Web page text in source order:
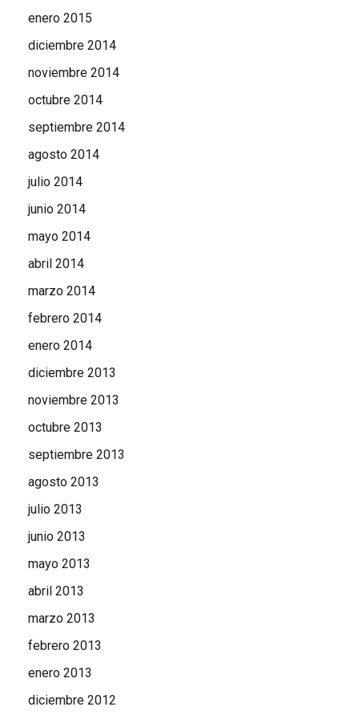
enero 2015
diciembre 2014
noviembre 2014
octubre 2014
septiembre 2014
agosto 2014
julio 2014
junio 2014
mayo 2014
abril 2014
marzo 2014
febrero 2014
enero 2014
diciembre 2013
noviembre 2013
octubre 2013
septiembre 2013
agosto 2013
julio 2013
junio 2013
mayo 2013
abril 2013
marzo 2013
febrero 2013
enero 2013
diciembre 2012